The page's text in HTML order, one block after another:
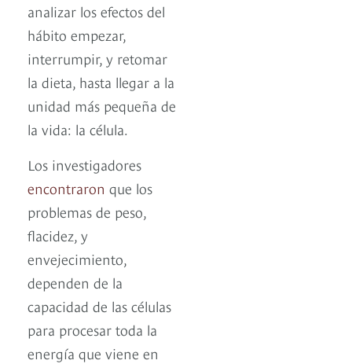
analizar los efectos del
hábito empezar,
interrumpir, y retomar
la dieta, hasta llegar a la
unidad más pequeña de
la vida: la célula.
Los investigadores
encontraron que los
problemas de peso,
flacidez, y
envejecimiento,
dependen de la
capacidad de las células
para procesar toda la
energía que viene en